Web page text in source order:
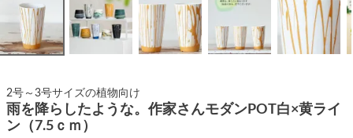
2号～3号サイズの植物向け
雨を降らしたような。作家さんモダンPOT白×黄ライ
ン（7.5ｃｍ）